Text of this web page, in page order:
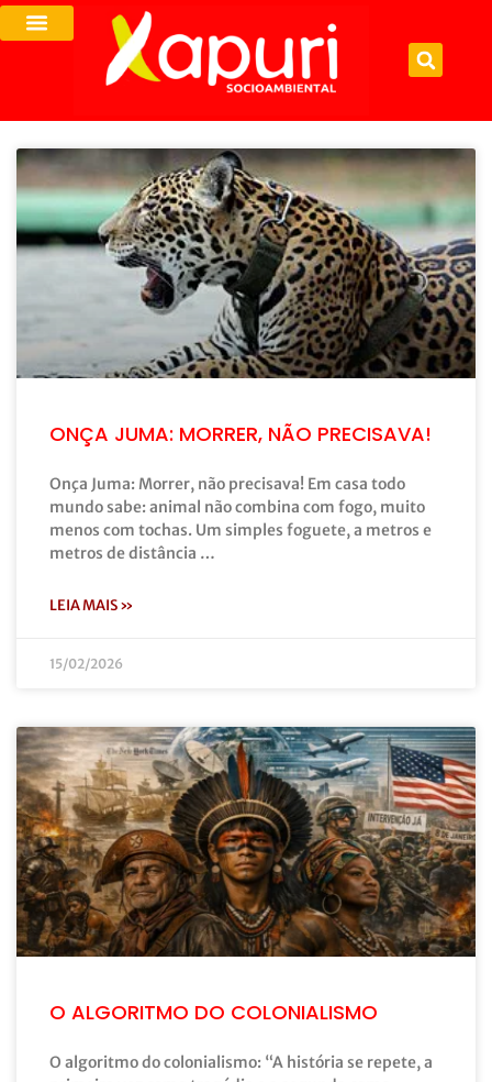
ONÇA JUMA: MORRER, NÃO PRECISAVA!
Onça Juma: Morrer, não precisava! Em casa todo
mundo sabe: animal não combina com fogo, muito
menos com tochas. Um simples foguete, a metros e
metros de distância …
LEIA MAIS »
15/02/2026
O ALGORITMO DO COLONIALISMO
O algoritmo do colonialismo: “A história se repete, a